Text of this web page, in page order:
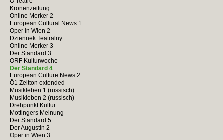
Kronenzeitung
Online Merker 2
European Cultural News 1
Oper in Wien 2
Dziennek Teatralny
Online Merker 3
Der Standard 3
ORF Kulturwoche
Der Standard 4
European Culture News 2
Ö1 Zeitton extended
Musikleben 1 (russisch)
Musikleben 2 (russisch)
Drehpunkt Kultur
Mottingers Meinung
Der Standard 5
Der Augustin 2
Oper in Wien 3